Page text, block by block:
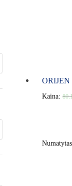
ORIJEN
Kaina: